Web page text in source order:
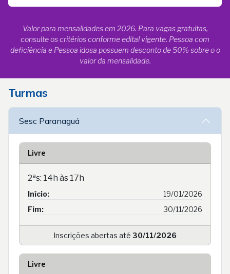
Valor para mensalidades em 2026. Para vagas gratuitas,
consulte os critérios conforme edital vigente. Pessoa com
deficiência e Pessoa idosa possuem desconto de 50% sobre o o
valor da mensalidade.
Turmas
Sesc Paranaguá
Livre
2ªs: 14h às 17h
Início:
19/01/2026
Fim:
30/11/2026
Inscrições abertas até 30/11/2026
Livre